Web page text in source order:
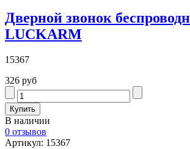
Дверной звонок
LUCKARM
15367
326 руб
В наличии
0 отзывов
Артикул: 15367